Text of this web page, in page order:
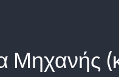
Μηχανής